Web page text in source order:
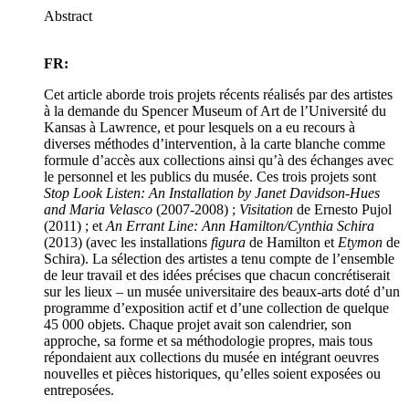
Abstract
FR:
Cet article aborde trois projets récents réalisés par des artistes
à la demande du Spencer Museum of Art de l’Université du
Kansas à Lawrence, et pour lesquels on a eu recours à
diverses méthodes d’intervention, à la carte blanche comme
formule d’accès aux collections ainsi qu’à des échanges avec
le personnel et les publics du musée. Ces trois projets sont
Stop Look Listen: An Installation by Janet Davidson-Hues
and Maria Velasco (2007-2008) ; Visitation de Ernesto Pujol
(2011) ; etAn Errant Line: Ann Hamilton/Cynthia Schira
(2013) (avec les installations figura de Hamilton etEtymon de
Schira). La sélection des artistes a tenu compte de l’ensemble
de leur travail et des idées précises que chacun concrétiserait
sur les lieux – un musée universitaire des beaux-arts doté d’un
programme d’exposition actif et d’une collection de quelque
45 000 objets. Chaque projet avait son calendrier, son
approche, sa forme et sa méthodologie propres, mais tous
répondaient aux collections du musée en intégrant oeuvres
nouvelles et pièces historiques, qu’elles soient exposées ou
entreposées.